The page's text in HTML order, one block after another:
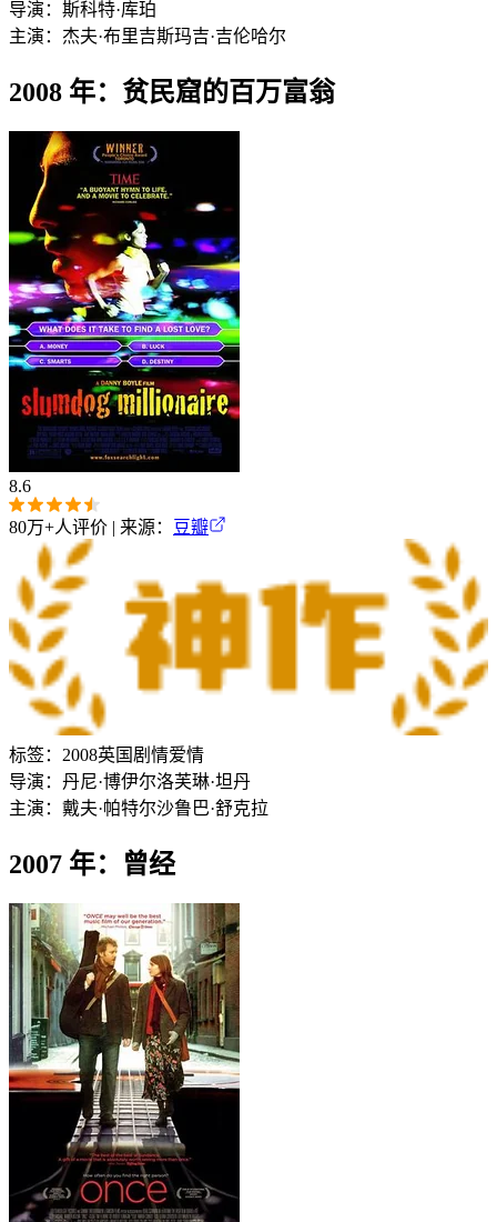
导演： 斯科特·库珀
主演： 杰夫·布里吉斯玛吉·吉伦哈尔
2008 年：贫民窟的百万富翁
8.6
80万+人评价 | 来源： 豆瓣
标签： 2008英国 剧情爱情
导演： 丹尼·博伊尔洛芙琳·坦丹
主演： 戴夫·帕特尔沙鲁巴·舒克拉
2007 年：曾经